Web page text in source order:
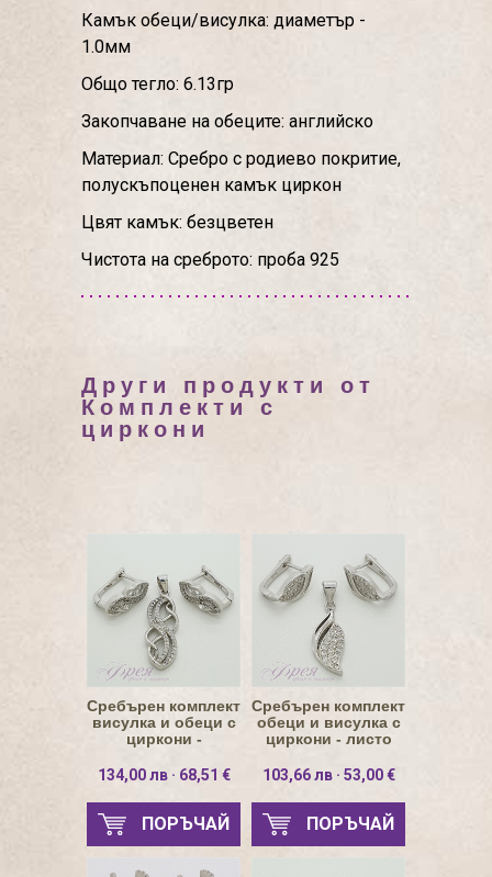
Камък обеци/висулка: диаметър -
1.0мм
Общо тегло: 6.13гр
Закопчаване на обеците: английско
Материал: Сребро с родиево покритие,
полускъпоценен камък циркон
Цвят камък: безцветен
Чистота на среброто: проба 925
Други продукти от
Комплекти с
циркони
Сребърен комплект
висулка и обеци с
циркони -
134,00 лв · 68,51 €
ПОРЪЧАЙ
Сребърен комплект
обеци и висулка с
циркони - листо
103,66 лв · 53,00 €
ПОРЪЧАЙ